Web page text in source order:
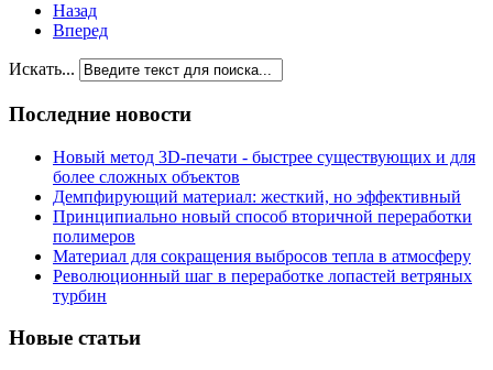
Назад
Вперед
Искать...
Последние новости
Новый метод 3D-печати - быстрее существующих и для
более сложных объектов
Демпфирующий материал: жесткий, но эффективный
Принципиально новый способ вторичной переработки
полимеров
Материал для сокращения выбросов тепла в атмосферу
Революционный шаг в переработке лопастей ветряных
турбин
Новые статьи